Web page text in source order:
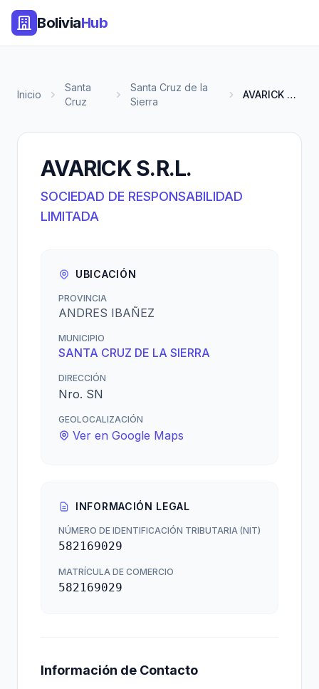
BoliviaHub
Inicio
Santa
Cruz
Santa Cruz de la
Sierra
AVARICK S.R.L.
AVARICK S.R.L.
SOCIEDAD DE RESPONSABILIDAD
LIMITADA
UBICACIÓN
PROVINCIA
ANDRES IBAÑEZ
MUNICIPIO
SANTA CRUZ DE LA SIERRA
DIRECCIÓN
Nro. SN
GEOLOCALIZACIÓN
Ver en Google Maps
INFORMACIÓN LEGAL
NÚMERO DE IDENTIFICACIÓN TRIBUTARIA (NIT)
582169029
MATRÍCULA DE COMERCIO
582169029
Información de Contacto